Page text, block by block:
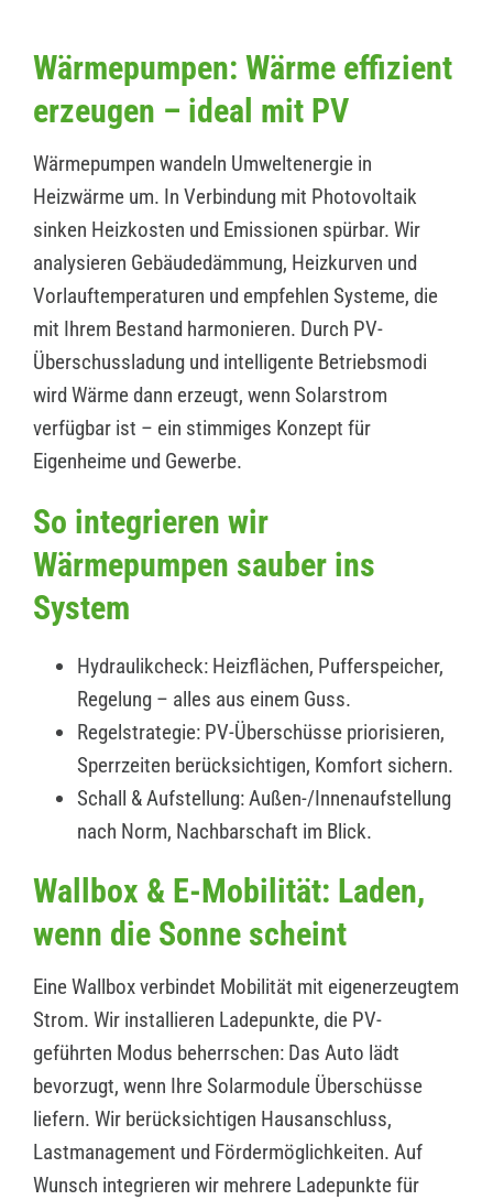
Wärmepumpen: Wärme effizient
erzeugen – ideal mit PV
Wärmepumpen wandeln Umweltenergie in
Heizwärme um. In Verbindung mit Photovoltaik
sinken Heizkosten und Emissionen spürbar. Wir
analysieren Gebäudedämmung, Heizkurven und
Vorlauftemperaturen und empfehlen Systeme, die
mit Ihrem Bestand harmonieren. Durch PV-
Überschussladung und intelligente Betriebsmodi
wird Wärme dann erzeugt, wenn Solarstrom
verfügbar ist – ein stimmiges Konzept für
Eigenheime und Gewerbe.
So integrieren wir
Wärmepumpen sauber ins
System
Hydraulikcheck: Heizflächen, Pufferspeicher,
Regelung – alles aus einem Guss.
Regelstrategie: PV-Überschüsse priorisieren,
Sperrzeiten berücksichtigen, Komfort sichern.
Schall & Aufstellung: Außen-/Innenaufstellung
nach Norm, Nachbarschaft im Blick.
Wallbox & E-Mobilität: Laden,
wenn die Sonne scheint
Eine Wallbox verbindet Mobilität mit eigenerzeugtem
Strom. Wir installieren Ladepunkte, die PV-
geführten Modus beherrschen: Das Auto lädt
bevorzugt, wenn Ihre Solarmodule Überschüsse
liefern. Wir berücksichtigen Hausanschluss,
Lastmanagement und Fördermöglichkeiten. Auf
Wunsch integrieren wir mehrere Ladepunkte für